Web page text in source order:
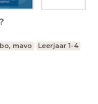
mavo Leerjaar 1-4